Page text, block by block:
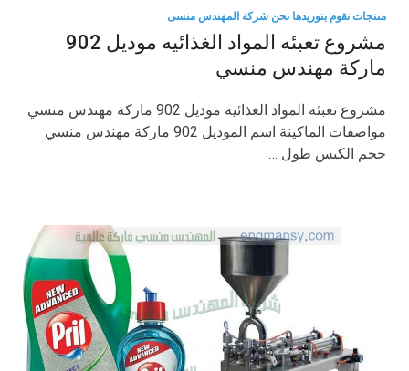
منتجات نقوم بتوريدها نحن شركة المهندس منسى
مشروع تعبئه المواد الغذائيه موديل 902
ماركة مهندس منسي
مشروع تعبئه المواد الغذائيه موديل 902 ماركة مهندس منسي
مواصفات الماكينة اسم الموديل 902 ماركة مهندس منسي
حجم الكيس طول …